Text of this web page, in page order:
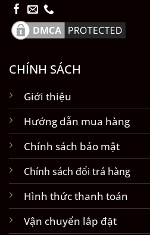
CHÍNH SÁCH
Giới thiệu
Hướng dẫn mua hàng
Chính sách bảo mật
Chính sách đổi trả hàng
Hình thức thanh toán
Vận chuyển lắp đặt